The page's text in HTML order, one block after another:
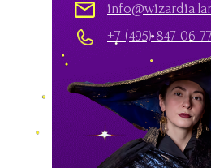
+7 (495) 847-06-